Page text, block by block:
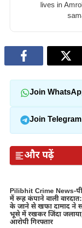
lives in
Join
Join Telegram
और पढ़ें
Pilibhit Crime News-
में रूह कंपाने वाली
के जाने से खफा दामाद ने
भूसे में रखकर जिंदा
आरोपी गिरफ्तार